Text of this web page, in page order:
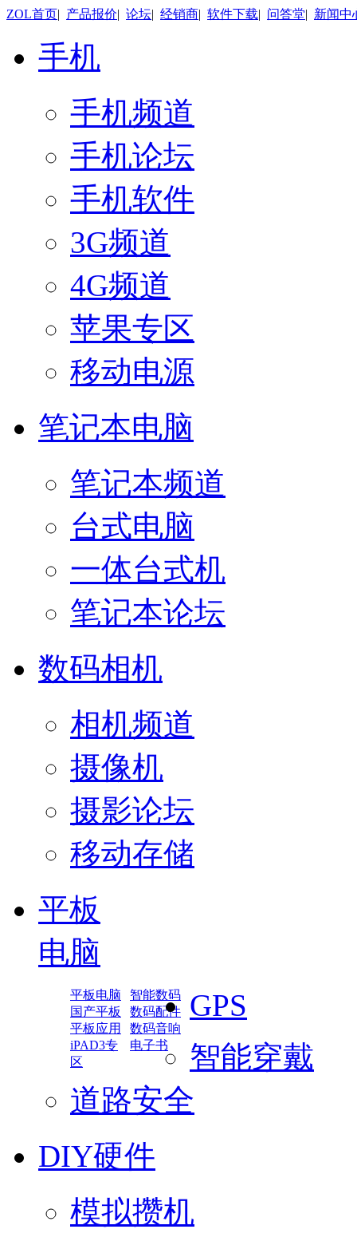
ZOL首页| 产品报价| 论坛| 经销商| 软件下载| 问答堂| 新闻中
手机
手机频道
手机论坛
手机软件
3G频道
4G频道
苹果专区
移动电源
笔记本电脑
笔记本频道
台式电脑
一体台式机
笔记本论坛
数码相机
相机频道
摄像机
摄影论坛
移动存储
平板
电脑
平板电脑
智能数码
国产平板
数码配件
平板应用
数码音响
iPAD3专
区
电子书
GPS
智能穿戴
道路安全
DIY硬件
模拟攒机